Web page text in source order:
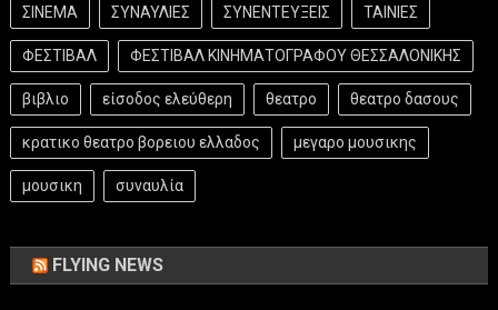
ΣΙΝΕΜΑ ΣΥΝΑΥΛΙΕΣ ΣΥΝΕΝΤΕΥΞΕΙΣ ΤΑΙΝΙΕΣ
ΦΕΣΤΙΒΑΛ ΦΕΣΤΙΒΑΛ ΚΙΝΗΜΑΤΟΓΡΑΦΟΥ ΘΕΣΣΑΛΟΝΙΚΗΣ
βιβλιο είσοδος ελεύθερη θεατρο θεατρο δασους
κρατικο θεατρο βορειου ελλαδος μεγαρο μουσικης
μουσικη συναυλία
FLYING NEWS